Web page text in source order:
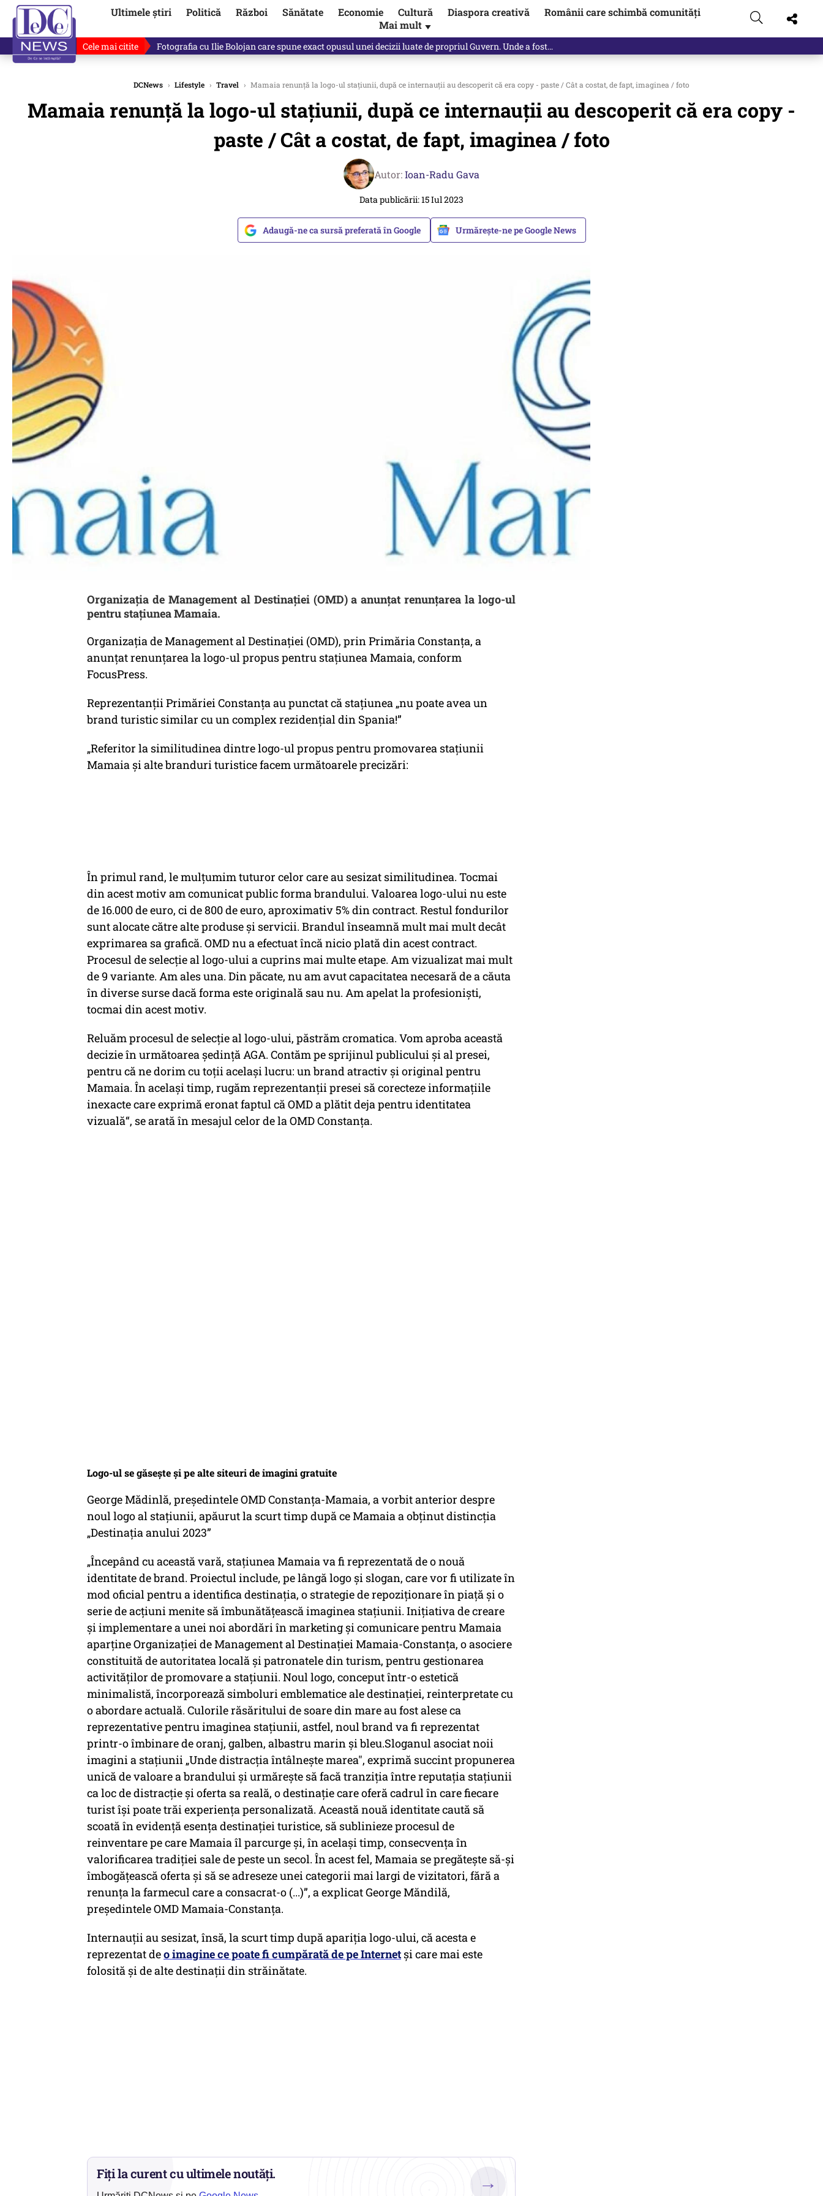
Ultimele știri Politică Război Sănătate Economie Cultură Diaspora creativă
Românii care schimbă comunități
Mai mult ▼
Cele mai citite Lucruri neștiute despre Mihai Vîrdol, dezvăluite de o colegă. Povestea pilotului militar dincolo de…
DCNews › Lifestyle › Travel › Mamaia renunță la logo-ul stațiunii, după ce internauții au descoperit că era copy - paste / Cât a costat, de fapt, imaginea / foto
Mamaia renunță la logo-ul stațiunii, după ce internauții au descoperit că era copy -
paste / Cât a costat, de fapt, imaginea / foto
Autor:Ioan-Radu Gava
Data publicării: 15 Iul 2023
Adaugă-ne ca sursă preferată în Google Urmărește-ne pe Google News
Organizația de Management al Destinației (OMD) a anunțat renunțarea la logo-ul
pentru stațiunea Mamaia.
Organizația de Management al Destinației (OMD), prin Primăria Constanța, a
anunțat renunțarea la logo-ul propus pentru stațiunea Mamaia, conform
FocusPress.
Reprezentanții Primăriei Constanța au punctat că stațiunea „nu poate avea un
brand turistic similar cu un complex rezidențial din Spania!”
„Referitor la similitudinea dintre logo-ul propus pentru promovarea stațiunii
Mamaia și alte branduri turistice facem următoarele precizări:
În primul rand, le mulțumim tuturor celor care au sesizat similitudinea. Tocmai
din acest motiv am comunicat public forma brandului. Valoarea logo-ului nu este
de 16.000 de euro, ci de 800 de euro, aproximativ 5% din contract. Restul fondurilor
sunt alocate către alte produse și servicii. Brandul înseamnă mult mai mult decât
exprimarea sa grafică. OMD nu a efectuat încă nicio plată din acest contract.
Procesul de selecție al logo-ului a cuprins mai multe etape. Am vizualizat mai mult
de 9 variante. Am ales una. Din păcate, nu am avut capacitatea necesară de a căuta
în diverse surse dacă forma este originală sau nu. Am apelat la profesioniști,
tocmai din acest motiv.
Reluăm procesul de selecție al logo-ului, păstrăm cromatica. Vom aproba această
decizie în următoarea ședință AGA. Contăm pe sprijinul publicului și al presei,
pentru că ne dorim cu toții același lucru: un brand atractiv și original pentru
Mamaia. În același timp, rugăm reprezentanții presei să corecteze informațiile
inexacte care exprimă eronat faptul că OMD a plătit deja pentru identitatea
vizuală“, se arată în mesajul celor de la OMD Constanța.
Logo-ul se găsește și pe alte siteuri de imagini gratuite
George Mădinlă, președintele OMD Constanța-Mamaia, a vorbit anterior despre
noul logo al stațiunii, apăurut la scurt timp după ce Mamaia a obținut distincția
„Destinația anului 2023”
„Începând cu această vară, stațiunea Mamaia va fi reprezentată de o nouă
identitate de brand. Proiectul include, pe lângă logo și slogan, care vor fi utilizate în
mod oficial pentru a identifica destinația, o strategie de repoziționare în piață și o
serie de acțiuni menite să îmbunătățească imaginea stațiunii. Inițiativa de creare
și implementare a unei noi abordări în marketing și comunicare pentru Mamaia
aparține Organizației de Management al Destinației Mamaia-Constanța, o asociere
constituită de autoritatea locală și patronatele din turism, pentru gestionarea
activităților de promovare a stațiunii. Noul logo, conceput într-o estetică
minimalistă, încorporează simboluri emblematice ale destinației, reinterpretate cu
o abordare actuală. Culorile răsăritului de soare din mare au fost alese ca
reprezentative pentru imaginea stațiunii, astfel, noul brand va fi reprezentat
printr-o îmbinare de oranj, galben, albastru marin și bleu.Sloganul asociat noii
imagini a stațiunii „Unde distracția întâlnește marea", exprimă succint propunerea
unică de valoare a brandului și urmărește să facă tranziția între reputația stațiunii
ca loc de distracție și oferta sa reală, o destinație care oferă cadrul în care fiecare
turist își poate trăi experiența personalizată. Această nouă identitate caută să
scoată în evidență esența destinației turistice, să sublinieze procesul de
reinventare pe care Mamaia îl parcurge și, în același timp, consecvența în
valorificarea tradiției sale de peste un secol. În acest fel, Mamaia se pregătește să-și
îmbogățească oferta și să se adreseze unei categorii mai largi de vizitatori, fără a
renunța la farmecul care a consacrat-o (...)”, a explicat George Măndilă,
președintele OMD Mamaia-Constanța.
Internauții au sesizat, însă, la scurt timp după apariția logo-ului, că acesta e
reprezentat deo imagine ce poate fi cumpărată de pe Internet și care mai este
folosită și de alte destinații din străinătate.
Fiți la curent cu ultimele noutăți. →